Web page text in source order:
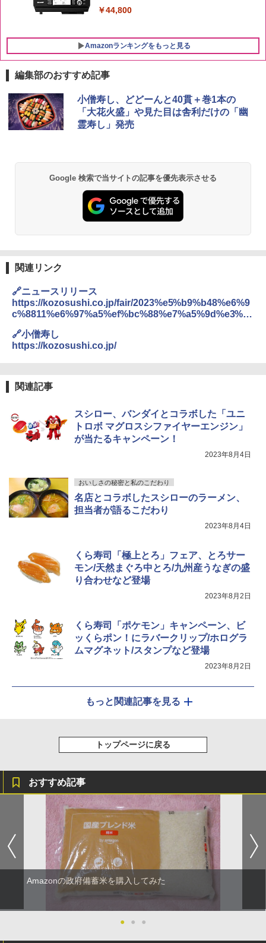
￥44,800
Amazonランキングをもっと見る
編集部のおすすめ記事
小僧寿し、どどーんと40貫＋巻1本の
「大花火盛」や見た目は舎利だけの「幽
霊寿し」発売
Google 検索で当サイトの記事を優先表示させる
関連リンク
🔗ニュースリリース
https://kozosushi.co.jp/fair/2023%e5%b9%b48%e6%9
c%8811%e6%97%a5%ef%bc%88%e7%a5%9d%e3%83
a%e7%9b%86%e3%83%95%e3%82%a7%e3%82%a2%
e9%96%8b%e5%82%ac%ef%bc%81
🔗小僧寿し
https://kozosushi.co.jp/
関連記事
スシロー、バンダイとコラボした「ユニ
トロボ マグロスシファイヤーエンジン」
が当たるキャンペーン！
2023年8月4日
おいしさの秘密と私のこだわり
名店とコラボしたスシローのラーメン、
担当者が語るこだわり
2023年8月4日
くら寿司「極上とろ」フェア、とろサー
モン/天然まぐろ中とろ/九州産うなぎの盛
り合わせなど登場
2023年8月2日
くら寿司「ポケモン」キャンペーン、ビ
ッくらポン！にラバークリップ/ホログラ
ムマグネット/スタンプなど登場
2023年8月2日
もっと関連記事を見る
トップページに戻る
おすすめ記事
Amazonの政府備蓄米を購入してみた
● ● ●